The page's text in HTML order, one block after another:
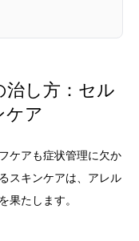
治し方：セル
ケア
ケアも症状管理に欠か
スキンケアは、アレル
果たします。